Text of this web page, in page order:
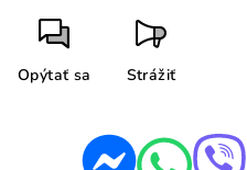
Opýtať sa Strážiť